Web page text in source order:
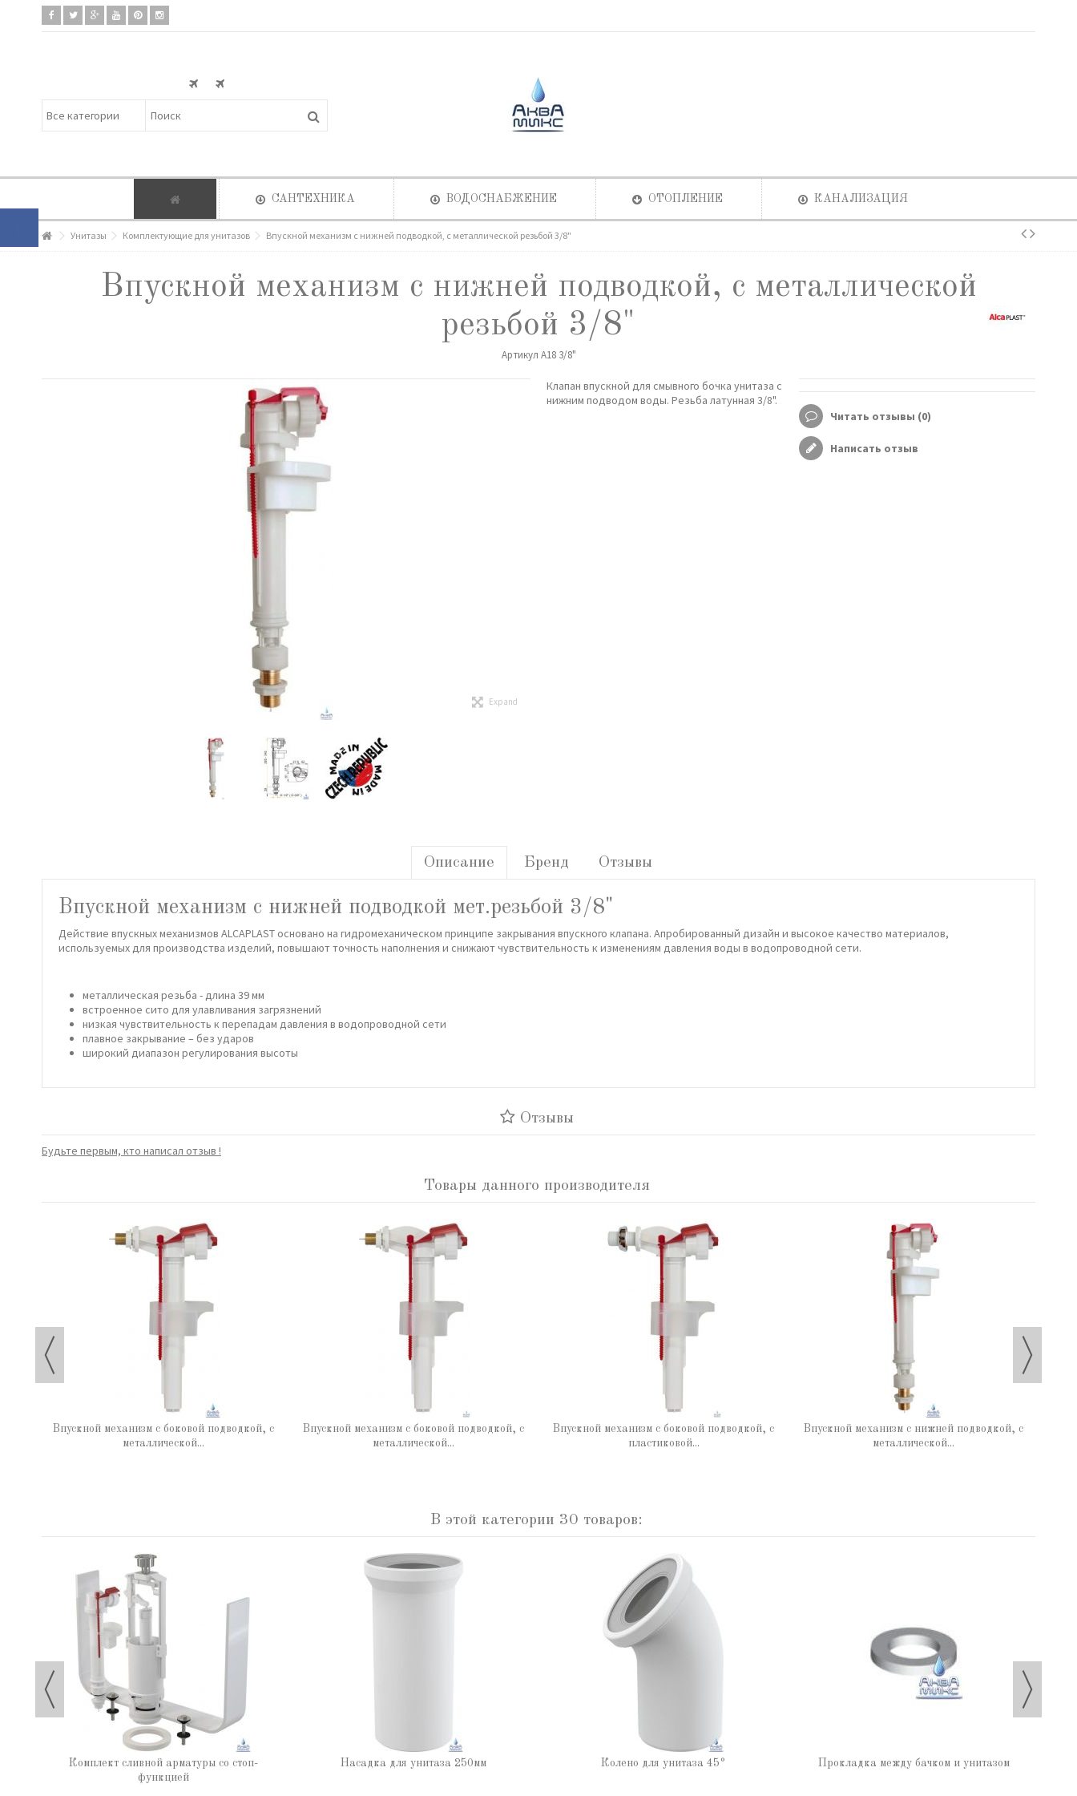
САНТЕХНИКА ВОДОСНАБЖЕНИЕ ОТОПЛЕНИЕ КАНАЛИЗАЦИЯ
Унитазы Комплектующие для унитазов Впускной механизм с нижней подводкой, с металлической резьбой 3/8"
Впускной механизм с нижней подводкой, с металлической
резьбой 3/8"
Артикул A18 3/8"
Expand
Клапан впускной для смывного бочка унитаза с
нижним подводом воды. Резьба латунная 3/8".
Читать отзывы (0)
Написать отзыв
Описание Бренд Отзывы
Впускной механизм с нижней подводкой мет.резьбой 3/8"
Действие впускных механизмов ALCAPLAST основано на гидромеханическом принципе закрывания впускного клапана. Апробированный дизайн и высокое качество материалов,
используемых для производства изделий, повышают точность наполнения и снижают чувствительность к изменениям давления воды в водопроводной сети.
металлическая резьба - длина 39 мм
встроенное сито для улавливания загрязнений
низкая чувствительность к перепадам давления в водопроводной сети
плавное закрывание – без ударов
широкий диапазон регулирования высоты
Отзывы
Будьте первым, кто написал отзыв !
Товары данного производителя
Впускной механизм с боковой подводкой, с
металлической...
Впускной механизм с боковой подводкой, с
металлической...
Впускной механизм с боковой подводкой, с
пластиковой...
Впускной механизм с нижней подводкой, с
металлической...
В этой категории 30 товаров:
Комплект сливной арматуры со стоп-
функцией
Насадка для унитаза 250мм Колено для унитаза 45° Прокладка между бачком и унитазом